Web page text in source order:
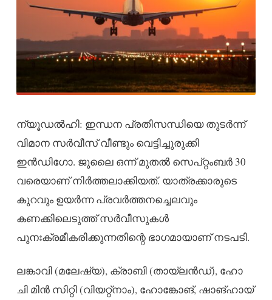
ന്യൂഡൽഹി: ഇന്ധന പ്രതിസന്ധിയെ തുടർന്ന്
വിമാന സർവീസ് വീണ്ടും വെട്ടിച്ചുരുക്കി
ഇൻഡിഗോ. ജൂലൈ ഒന്ന് മുതൽ സെപ്റ്റംബർ 30
വരെയാണ് നിർത്തലാക്കിയത്. യാത്രക്കാരുടെ
കുറവും ഉയർന്ന പ്രവർത്തനച്ചെലവും
കണക്കിലെടുത്ത് സർവീസുകൾ
പുനഃക്രമീകരിക്കുന്നതിന്റെ ഭാഗമായാണ് നടപടി.
ലങ്കാവി (മലേഷ്യ), ക്രാബി (തായ്‌ലൻഡ്), ഹോ
ചി മിൻ സിറ്റി (വിയറ്റ്നാം), ഹോങ്കോങ്, ഷാങ്ഹായ്